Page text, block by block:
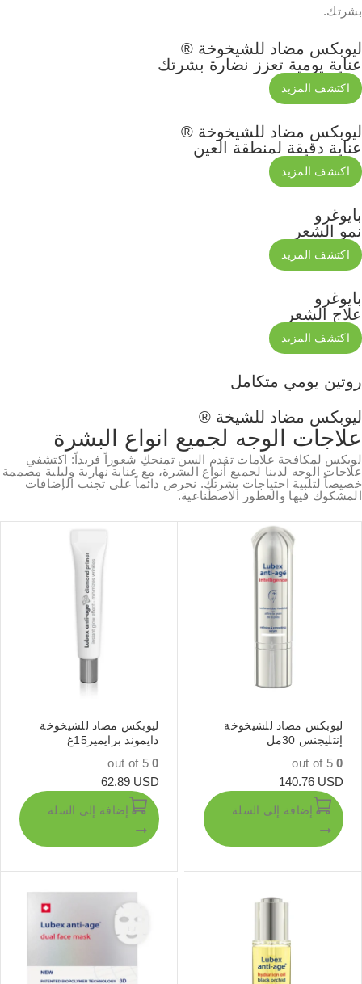
بشرتك.
ليوبكس مضاد للشيخوخة ®
عناية يومية تعزز نضارة بشرتك
اكتشف المزيد
ليوبكس مضاد للشيخوخة ®
عناية دقيقة لمنطقة العين
اكتشف المزيد
بايوغرو
نمو الشعر
اكتشف المزيد
بايوغرو
علاج الشعر
اكتشف المزيد
روتين يومي متكامل
ليوبكس مضاد للشيخة ®
علاجات الوجه لجميع انواع البشرة
لوبكس لمكافحة علامات تقدم السن تمنحكِ شعوراً فريداً: اكتشفي
علاجات الوجه لدينا لجميع أنواع البشرة، مع عناية نهارية وليلية مصممة
خصيصاً لتلبية احتياجات بشرتكِ. نحرص دائماً على تجنب الإضافات
المشكوك فيها والعطور الاصطناعية.
ليوبكس مضاد للشيخوخة
إنتليجنس 30مل
0
out of 5
140.76 USD
إضافة إلى السلة
ليوبكس مضاد للشيخوخة
دايموند برايمير15غ
0
out of 5
62.89 USD
إضافة إلى السلة